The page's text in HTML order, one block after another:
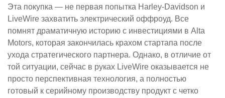
Эта покупка — не первая попытка Harley-Davidson и
LiveWire захватить электрический оффроуд. Все
помнят драматичную историю с инвестициями в Alta
Motors, которая закончилась крахом стартапа после
ухода стратегического партнера. Однако, в отличие от
той ситуации, сейчас в руках LiveWire оказывается не
просто перспективная технология, а полностью
готовый к серийному производству продукт с четко